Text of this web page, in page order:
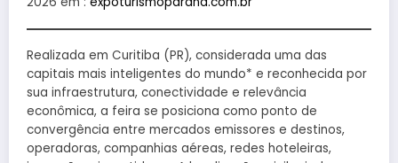
Realizada em Curitiba (PR), considerada uma das
capitais mais inteligentes do mundo* e reconhecida por
sua infraestrutura, conectividade e relevância
econômica, a feira se posiciona como ponto de
convergência entre mercados emissores e destinos,
operadoras, companhias aéreas, redes hoteleiras,